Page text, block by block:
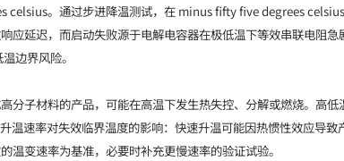
celsius。通过步进降温测试，在 minus fifty five degrees
应延迟，而启动失败源于电解电容器在极低温下等效串联电阻
边界风险。
子材料的产品，可能在高温下发生热失控、分解或燃烧。高
速率对失效临界温度的影响：快速升温可能因热惯性效应导
变速率为基准，必要时补充更慢速率的验证试验。